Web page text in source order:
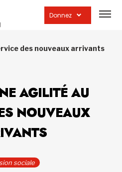
Donnez
la
des nouveaux arrivants
AGILITÉ AU
NOUVEAUX
sociale